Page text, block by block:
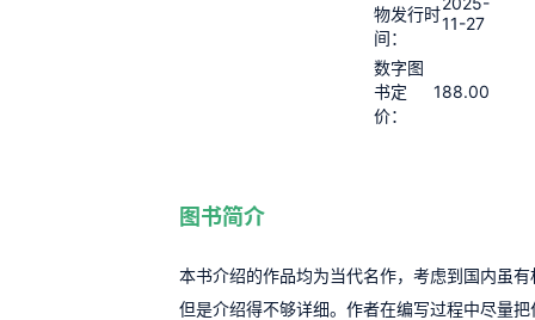
物发行时
间：
11-27
数字图
书定
价：
188.00
图书简介
本书介绍的作品均为当代名作，考虑到国内虽
但是介绍得不够详细。作者在编写过程中尽量